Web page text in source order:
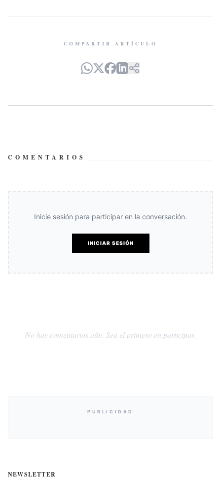
COMPARTIR ARTÍCULO
COMENTARIOS
Inicie sesión para participar en la conversación.
INICIAR SESIÓN
No hay comentarios aún. Sea el primero en participar.
PUBLICIDAD
NEWSLETTER